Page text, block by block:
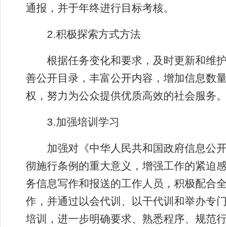
通报，并于年终进行目标考核。
2.积极探索方式方法
根据任务变化和要求，及时更新和维护
善公开目录，丰富公开内容，增加信息数
权，努力为公众提供优质高效的社会服务
3.加强培训学习
加强对《中华人民共和国政府信息公开
彻施行条例的重大意义，增强工作的紧迫
务信息写作和报送的工作人员，积极配合
作，并通过以会代训、以干代训和举办专
培训，进一步明确要求、熟悉程序、规范